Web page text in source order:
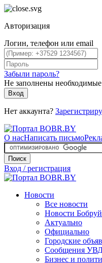
Авторизация
Логин, телефон или email
Забыли пароль?
Не заполнены
Вход
Нет аккаунта?
О насНаписать письмо
Поиск
Вход / регистрация
Новости
Все новости
Новости
Актуально
Официально
Городские
Сообщения
Бизнес и